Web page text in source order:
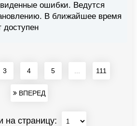
ошибки. Ведутся
В ближайшее время
доступен
3 4 5 111
ВПЕРЕД
на страницу: